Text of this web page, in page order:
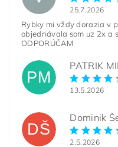
25.7.2026
Rybky mi vždy dorazia v
objednávala som uz 2x a
ODPORÚČAM
PM
PATRIK
13.5.2026
DŠ
Dominik
2.5.2026